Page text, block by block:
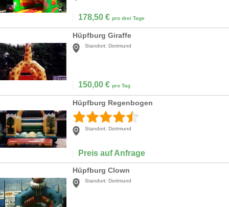
178,50 € pro drei Tage
Hüpfburg Giraffe
Standort: Dortmund
150,00 € pro Tag
Hüpfburg Regenbogen
Standort: Dortmund
Preis auf Anfrage
Hüpfburg Clown
Standort: Dortmund